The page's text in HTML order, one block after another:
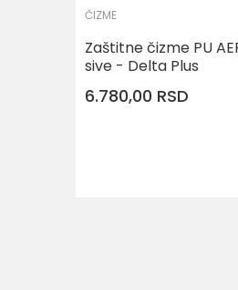
ČIZME
Zaštitne čizme PU
sive - Delta Plus
6.780,00 RSD